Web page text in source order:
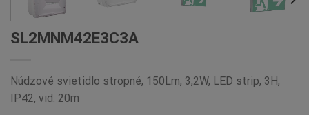
SL2MNM42E3C3A
Núdzové svietidlo stropné, 150Lm, 3,2W, LED strip, 3H,
IP42, vid. 20m